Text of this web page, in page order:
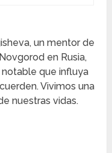
un mentor de
en Rusia,
que influya
Vivimos una
nuestras vidas.